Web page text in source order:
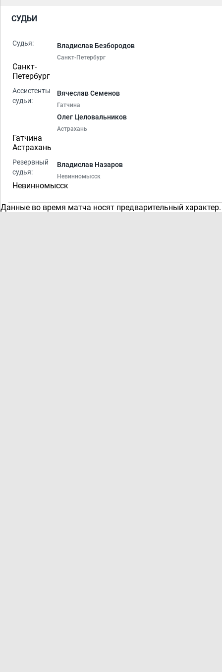
СУДЬИ
Судья: Владислав Безбородов
Санкт-Петербург
Санкт-
Петербург
Ассистенты
судьи:
Вячеслав Семенов
Гатчина
Олег Целовальников
Астрахань
Гатчина
Астрахань
Резервный
судья:
Владислав Назаров
Невинномысск
Невинномысск
Данные во время матча носят предварительный